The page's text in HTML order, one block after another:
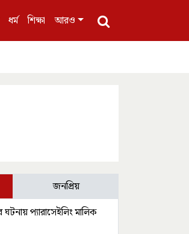
ধর্ম শিক্ষা আরও
জনপ্রিয়
প্যারাসেইলিং মালিক